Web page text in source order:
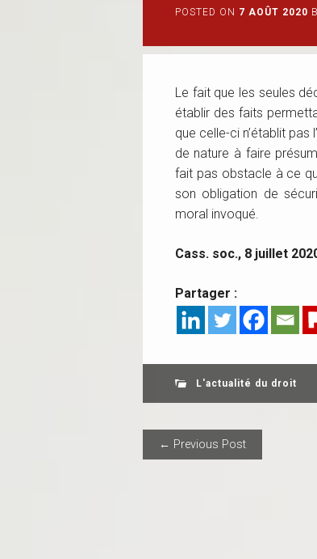
POSTED ON 7 AOÛT 2020
Le fait que les seules
établir des faits
que celle-ci n’établit pas
de nature à faire
fait pas obstacle à ce
son obligation de
moral invoqué.
Cass. soc., 8 juillet
Partager :
L'actualité du droit
POST
← Previous Post